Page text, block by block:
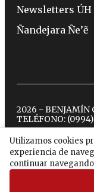
Utilizamos cookies
experiencia de
continuar
Newsletters ÚH
Ñandejara Ñe’ẽ
2026 - BENJAMÍN
TELÉFONO:
twitter